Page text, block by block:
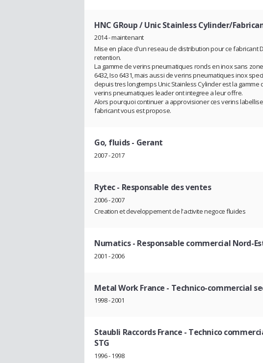
HNC GRoup / Unic Stainless Cylinder/
2014 - maintenant
Mise en place d'un reseau de distribution pour ce fabricant
retention.
La gamme de verins pneumatiques ronds en inox sans
6432, Iso 6431, mais aussi de verins pneumatiques inox
depuis tres longtemps Unic Stainless Cylinder est la
verins pneumatiques leader ont integree a leur offre.
Alors pourquoi continuer a approvisioner ces verins
fabricant vous est propose.
Go, fluids- Gerant
2007 - 2017
Rytec- Responsable des ventes
2006 - 2007
Creation et developpement de l'activite negoce fluides
Numatics- Responsable commercial Nord-
2001 - 2006
Metal Work France - Technico-commercial
1998 - 2001
Staubli Raccords France - Technico
STG
1996 - 1998